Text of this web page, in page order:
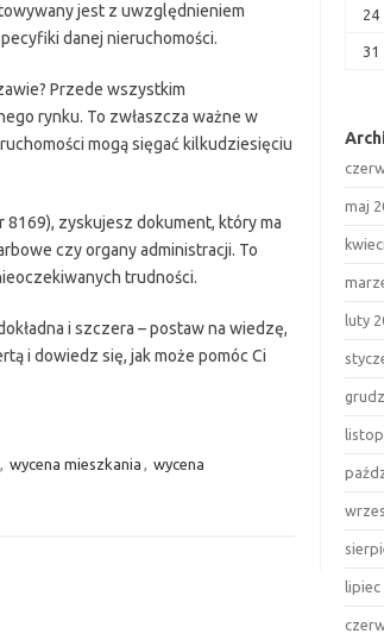
jest z uwzględnieniem
danej nieruchomości.
Przede wszystkim
rynku. To zwłaszcza ważne w
mogą sięgać kilkudziesięciu
zyskujesz dokument, który ma
czy organy administracji. To
trudności.
i szczera – postaw na wiedzę,
i dowiedz się, jak może pomóc Ci
, wycena mieszkania , wycena
24
31
maj
luty
lipiec